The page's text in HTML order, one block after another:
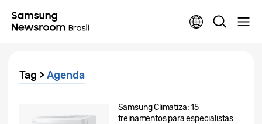
Tag >Agenda
Samsung Climatiza: 15
treinamentos para especialistas